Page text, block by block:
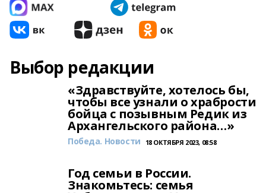
Выбор редакции
«Здравствуйте, хотелось бы,
чтобы все узнали о храбрости
бойца с позывным Редик из
Архангельского района…»
Победа. Новости 18 ОКТЯБРЯ 2023, 08:58
Год семьи в России.
Знакомьтесь: семья